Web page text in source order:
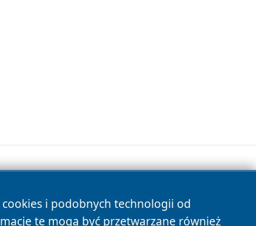
cookies i podobnych technologii od
te mogą być przetwarzane również